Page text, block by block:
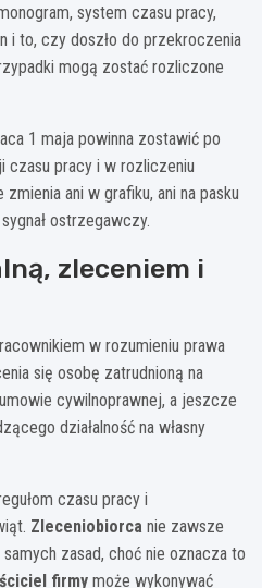
system czasu pracy,
i to, czy doszło do przekroczenia
mogą zostać rozliczone
1 maja powinna zostawić po
czasu pracy i w rozliczeniu
ani w grafiku, ani na pasku
ostrzegawczy.
zleceniem i
w rozumieniu prawa
się osobę zatrudnioną na
cywilnoprawnej, a jeszcze
działalność na własny
czasu pracy i
Zleceniobiorca nie zawsze
zasad, choć nie oznacza to
firmy może wykonywać